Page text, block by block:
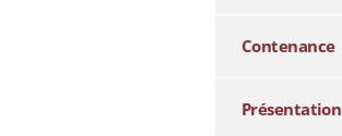
Contenance
Présentation